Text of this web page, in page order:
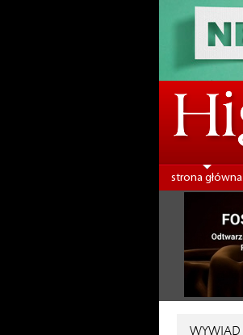
strona główna
WYWIAD